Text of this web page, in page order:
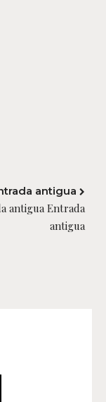
antigua
antigua Entrada
antigua